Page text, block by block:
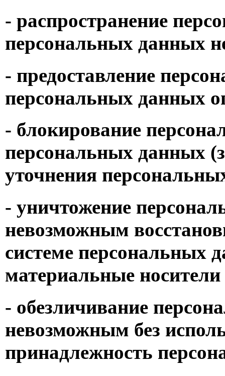
- распространение
персональных данных
- предоставление
персональных данных
- блокирование
персональных данных
уточнения
- уничтожение
невозможным
системе персональных
материальные
- обезличивание
невозможным без
принадлежность